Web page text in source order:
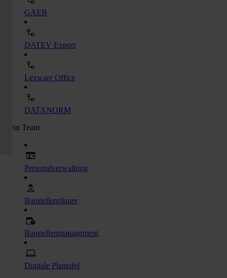
GAEB
DATEV Export
Lexware Office
DATANORM
Dein Team
Personalverwaltung
Baustellenplaner
Baustellenmanagement
Digitale Plantafel